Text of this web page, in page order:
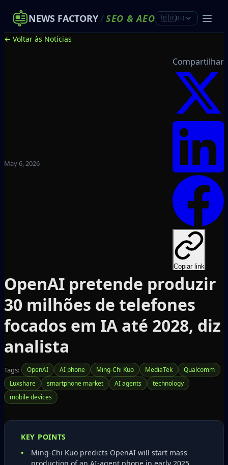
NEWS FACTORY/ SEO &AEO 🇧🇷BR
← Voltar às Notícias
May 6, 2026
Compartilhar
Copiar link
OpenAI pretende produzir
30 milhões de telefones
focados em IA até 2028, diz
analista
Tags: OpenAI AI phone Ming‑Chi Kuo MediaTek
Qualcomm
Luxshare
smartphone market AI agents
technology
mobile devices
KEY POINTS
Ming‑Chi Kuo predicts OpenAI will start mass